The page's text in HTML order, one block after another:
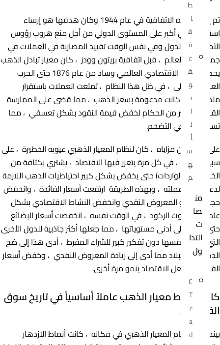
ط
ا
ق
ة
ع
ق
و
د
ا
ل
أ
س
ه
م
من
صا
ت
التدا
ول
C
T
r
a
d
تم إنشاء هذه الاتفاقية في عام 1944 وكان هدفها هو إرساء
استقرار نقدي أكبر على المستوى الدولي من أجل منع هروب رؤوس
الأموال بين الدول وفي نفس الوقت تقييد المضاربة في العملات في
جميع أنحاء العالم ، قبل اتفاقية بريتون وودز ، كان معيار تبادل الذهب
يحكم النظام الاقتصادي العالمي وساد من عام 1876 حتى الحرب
العالمية الأولى ، في ظل هذا النظام ، تمتعت العملات باستقرار
ملحوظ حيث كانت مدعومة بسعر الذهب ، مما قضى على الممارسة
القديمة لكثير من الحكام لخفض قيمة النقود بشكل تعسفي ، مما
تسبب حتماً في التضخم.
على الرغم من مزاياه ، كان لنظام المعيار الذهبي عيوبه الخطيرة ، على
سبيل المثال ، في كل مرة يتعزز فيها الاقتصاد ، يشتري بكثافة من
الخارج (زادت الواردات) حتى يخفض بشكل كبير احتياطيات الذهب اللازمة
لدعم قيمة عملته ، وبهذه الطريقة ارتفعت أسعار الفائدة ، وانخفض
حجم النقد أو المعروض النقدي وانخفض النشاط الاقتصادي بشكل
عام حتى حدوث الركود ، في الوقت نفسه ، انخفضت أسعار البضائع
حتى وصلت إلى أدنى مستوياتها ، مما جعلها أكثر جاذبية للدول الأخرى
التي كرست نفسها دون تفكير كبير للشراء المفرط ، أدى هذا إلى ضخ
الذهب في البلاد مما أدى إلى زيادة المعروض النقدي ، وخفض أسعار
الفائدة ، وجعل الاقتصاد ينمو مرة أخرى.
كان سقوط معيار الذهب عاملاً أساسياً في تاريخ سوق
الفوركس
بينما كان نظام المعيار الذهبي في مكانه ، كانت أنماط الازدهار